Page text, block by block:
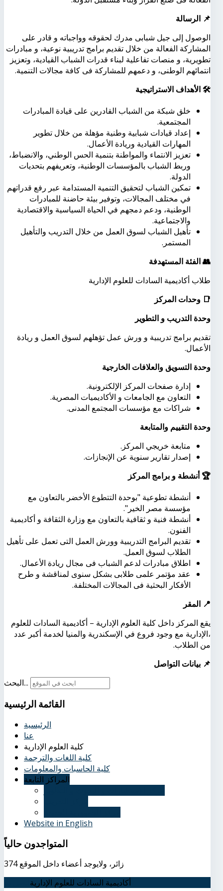
📌 الرسالة
الوصول إلى جيل شبابى مدرك لحقوقه وواجباته و قادر على
المشاركة الفعالة من خلال تقديم برامج تدريبية نوعية، و مبادرات
تطويرية، و منصات تفاعلية لبناء قدرات الشباب القيادية، وتعزيز
انتمائهم الوطنى، و دعمهم للمشاركة فى كافة مجالات التنمية.
🛠
️الأهداف الاستراتيجية
خلق شبكة من الشباب القادرين على قيادة المبادرات
المجتمعية.
إعداد قيادات شبابية وطنية مؤهلة من خلال تطوير
المهارات القيادية وريادة الأعمال.
تعزيز الانتماء والمواطنة بتنمية الحس الوطني، والانضباط،
وربط الشباب بالمؤسسات الوطنية، وتعريفهم بتحديات
الدولة.
تمكين الشباب لتحقيق التنمية المستدامة عبر رفع قدراتهم
في مختلف المجالات، وتوفير بيئة حاضنة للمبادرات
الوطنية، ودعم دمجهم في الحياة السياسية والاقتصادية
والاجتماعية.
تأهيل الشباب لسوق العمل من خلال التدريب والتأهيل
المستمر.
👥الفئة المستهدفة
طلاب أكاديمية السادات للعلوم الإدارية
📑 وحدات المركز
وحدة التدريب و التطوير
تقديم برامج تدريبية و ورش عمل تؤهلهم لسوق العمل و ريادة
الأعمال.
وحدة التسويق والعلافات الخارجية
إدارة صفحات المركز الإلكترونية.
التعاون مع الجامعات و الأكاديميات المصرية.
شراكات مع مؤسسات المجتمع المدنى.
وحدة التقييم والمتابعة
متابعة خريجي المركز .
إصدار تقارير سنوية عن الإنجازات.
🏆أنشطة و برامج المركز
أنشطة تطوعية "بوحدة التتطوع الأخضر بالتعاون مع
مؤسسة مصر الخير".
أنشطة فنية و ثقافية بالتعاون مع وزارة الثقافة و أكاديمية
الفنون.
تقديم البرامج التدريبية وورش العمل التى تعمل على تأهيل
الطلاب لسوق العمل.
اطلاق مبادرات لدعم الشباب فى مجال ريادة الأعمال.
عقد مؤتمر علمى طلابى بشكل سنوى لمناقشة و طرح
الأفكار البحثية فى المجالات المختلفة.
📍 المقر
يقع المركز داخل كلية العلوم الإدارية –أكاديمية السادات للعلوم
الإدارية،
مع وجود فروع في الإسكندرية والمنيا لخدمة أكبر عدد
من الطلاب.
📌 بيانات التواصل
البحث...
القائمة الرئيسية
الرئيسية
عنا
كلية العلوم الإدارية
كلية اللغات والترجمة
كلية الحاسبات والمعلومات
المراكز التابعة
Website in English
المتواجدون حالياً
374 زائر، ولايوجد أعضاء داخل الموقع
أكاديمية السادات للعلوم الإدارية